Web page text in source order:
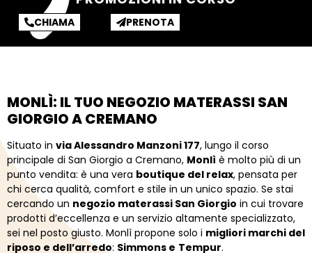
CHIAMA PRENOTA
MONLÌ: ILTUO NEGOZIO MATERASSI SAN
GIORGIOACREMANO
Situato in viaAlessandro Manzoni177, lungo il corso
principale di San Giorgio a Cremano, Monlì è molto più di un
punto vendita: è una vera boutique del relax, pensata per
chi cerca qualità, comfort e stile in un unico spazio. Se stai
cercando un negozio materassi San Giorgio in cui trovare
prodotti d’eccellenza e un servizio altamente specializzato,
sei nel posto giusto. Monlì propone solo i migliori marchi del
riposo e dell’arredo: Simmons e Tempur.